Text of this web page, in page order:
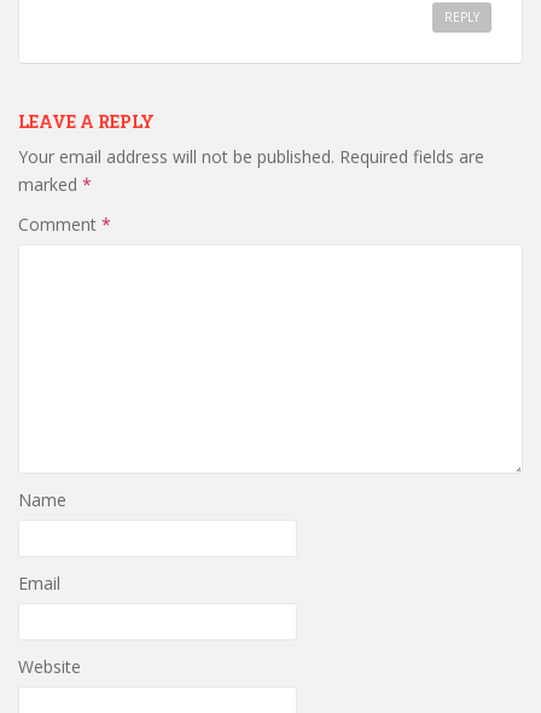
REPLY
LEAVE A REPLY
Your email address will not be published. Required fields are
marked *
Comment *
Name
Email
Website